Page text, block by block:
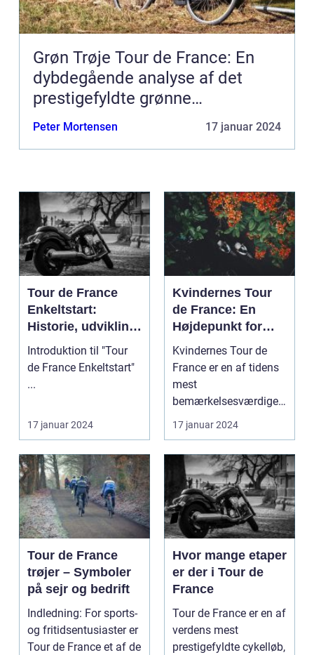
Grøn Trøje Tour de France: En
dybdegående analyse af det
prestigefyldte grønne
pointklassement
Peter Mortensen 17 januar 2024
Tour de France
Enkeltstart:
Historie, udvikling
og
nøgleinformatione
Introduktion til "Tour
de France Enkeltstart"
...
17 januar 2024
Kvindernes Tour
de France: En
Højdepunkt for
Cykelsporten
Kvindernes Tour de
France er en af tidens
mest
bemærkelsesværdige
cykelløb. Det er et
prestigefyldt ...
17 januar 2024
Tour de France
trøjer – Symboler
på sejr og bedrift
Indledning: For sports-
og fritidsentusiaster er
Tour de France et af de
Hvor mange etaper
er der i Tour de
France
Tour de France er en af
verdens mest
prestigefyldte cykelløb,